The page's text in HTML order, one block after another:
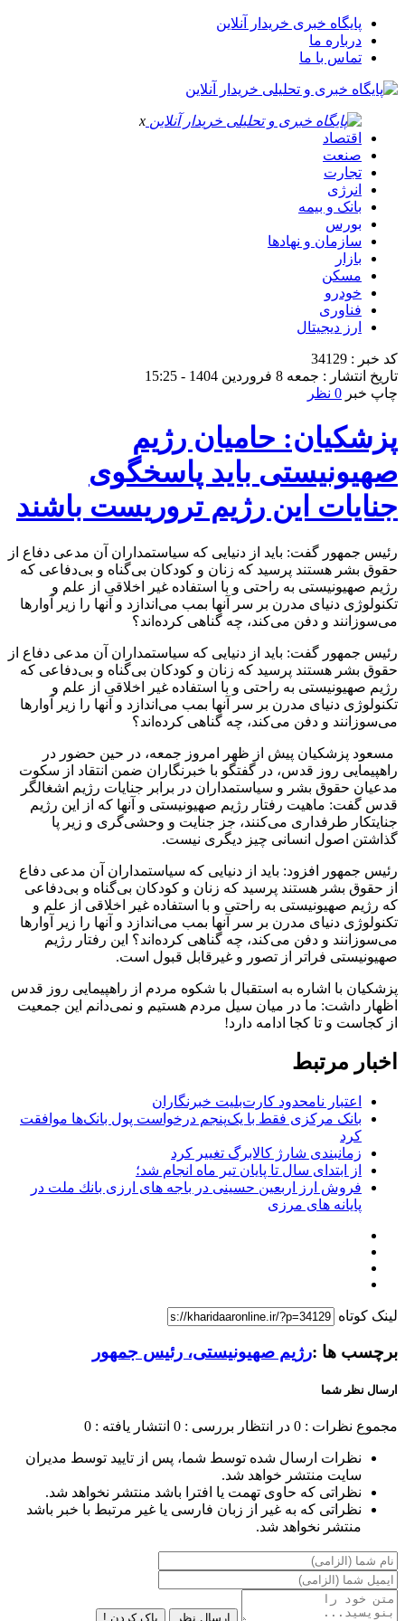
پایگاه خبری خریدار آنلاین
درباره ما
تماس با ما
x
اقتصاد
صنعت
تجارت
انرژی
بانک و بیمه
بورس
سازمان و نهادها
بازار
مسکن
خودرو
فناوری
ارز دیجیتال
کد خبر : 34129
تاریخ انتشار : جمعه 8 فروردین 1404 - 15:25
چاپ خبر 0 نظر
پزشکیان: حامیان رژیم
صهیونیستی باید پاسخگوی
جنایات این رژیم تروریست باشند
رئیس جمهور گفت: باید از دنیایی که سیاستمداران آن مدعی دفاع از
حقوق بشر هستند پرسید که زنان و کودکان بی‌گناه و بی‌دفاعی که
رژیم صهیونیستی به راحتی و با استفاده غیر اخلاقی از علم و
تکنولوژی دنیای مدرن بر سر آنها بمب می‌اندازد و آنها را زیر آوارها
می‌سوزانند و دفن می‌کند، چه گناهی کرده‌اند؟
رئیس جمهور گفت: باید از دنیایی که سیاستمداران آن مدعی دفاع از
حقوق بشر هستند پرسید که زنان و کودکان بی‌گناه و بی‌دفاعی که
رژیم صهیونیستی به راحتی و با استفاده غیر اخلاقی از علم و
تکنولوژی دنیای مدرن بر سر آنها بمب می‌اندازد و آنها را زیر آوارها
می‌سوزانند و دفن می‌کند، چه گناهی کرده‌اند؟
مسعود پزشکیان پیش از ظهر امروز جمعه، در حین حضور در
راهپیمایی روز قدس، در گفتگو با خبرنگاران ضمن انتقاد از سکوت
مدعیان حقوق بشر و سیاستمداران در برابر جنایات رژیم اشغالگر
قدس گفت: ماهیت رفتار رژیم صهیونیستی و آنها که از این رژیم
جنایتکار طرفداری می‌کنند، جز جنایت و وحشی‌گری و زیر پا
گذاشتن اصول انسانی چیز دیگری نیست.
رئیس جمهور افزود: باید از دنیایی که سیاستمداران آن مدعی دفاع
از حقوق بشر هستند پرسید که زنان و کودکان بی‌گناه و بی‌دفاعی
که رژیم صهیونیستی به راحتی و با استفاده غیر اخلاقی از علم و
تکنولوژی دنیای مدرن بر سر آنها بمب می‌اندازد و آنها را زیر آوارها
می‌سوزانند و دفن می‌کند، چه گناهی کرده‌اند؟ این رفتار رژیم
صهیونیستی فراتر از تصور و غیرقابل قبول است.
پزشکیان با اشاره به استقبال با شکوه مردم از راهپیمایی روز قدس
اظهار داشت: ما در میان سیل مردم هستیم و نمی‌دانم این جمعیت
از کجاست و تا کجا ادامه دارد!
اخبار مرتبط
اعتبار نامحدود کارت‌بلیت خبرنگاران
بانک مرکزی فقط با یک‌‎پنجم درخواست پول بانک‌ها موافقت
کرد
زمانبندی شارژ کالابرگ تغییر کرد
از ابتدای سال تا پایان تیر ماه انجام شد؛
فروش ارز اربعین حسینی در باجه های ارزی بانك ملت در
پایانه های مرزی
لینک کوتاه
برچسب ها :رژیم صهیونیستی، رئیس جمهور
ارسال نظر شما
مجموع نظرات : 0 در انتظار بررسی : 0 انتشار یافته : 0
نظرات ارسال شده توسط شما، پس از تایید توسط مدیران
سایت منتشر خواهد شد.
نظراتی که حاوی تهمت یا افترا باشد منتشر نخواهد شد.
نظراتی که به غیر از زبان فارسی یا غیر مرتبط با خبر باشد
منتشر نخواهد شد.
ارسال نظر پاک کردن !